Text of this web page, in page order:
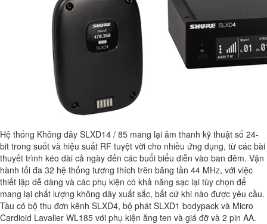
Hệ thống Không dây SLXD14 / 85 mang lại âm thanh kỹ thuật số 24-
bit trong suốt và hiệu suất RF tuyệt vời cho nhiều ứng dụng, từ các bài
thuyết trình kéo dài cả ngày đến các buổi biểu diễn vào ban đêm. Vận
hành tối đa 32 hệ thống tương thích trên băng tần 44 MHz, với việc
thiết lập dễ dàng và các phụ kiện có khả năng sạc lại tùy chọn để
mang lại chất lượng không dây xuất sắc, bất cứ khi nào được yêu cầu.
Tàu có bộ thu đơn kênh SLXD4, bộ phát SLXD1 bodypack và Micro
Cardioid Lavalier WL185 với phụ kiện ăng ten và giá đỡ và 2 pin AA.